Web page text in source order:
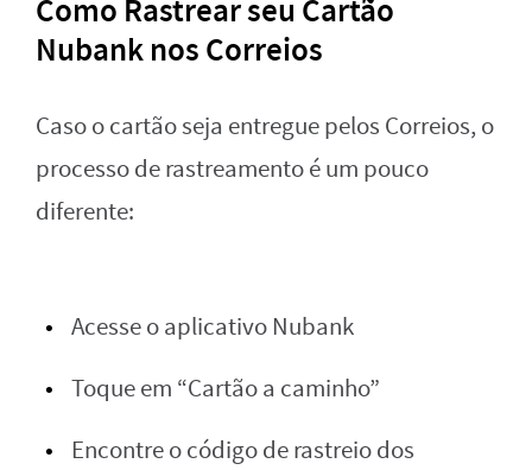
Como Rastrear seu Cartão
Nubank nos Correios
Caso o cartão seja entregue pelos Correios, o
processo de rastreamento é um pouco
diferente:
Acesse o aplicativo Nubank
Toque em “Cartão a caminho”
Encontre o código de rastreio dos